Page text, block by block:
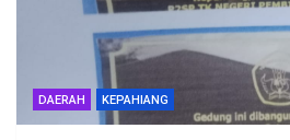
DAERAH KEPAHIANG